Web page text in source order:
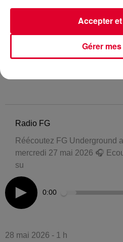
Radio FG
Réécoutez FG Underground
mercredi 27 mai 2026 🎧
su
0:00
28 mai 2026 - 1 h
Gérer
Accepter